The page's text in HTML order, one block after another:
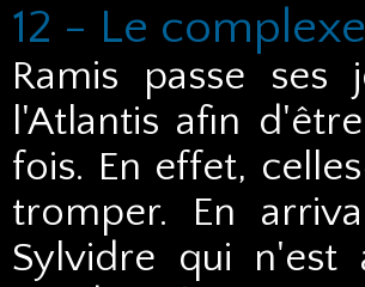
12 - Le
Ramis passe
l'Atlantis afin
fois. En effet,
tromper. En
Sylvidre qui n'est